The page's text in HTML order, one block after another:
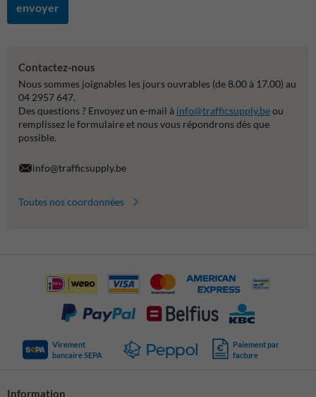
envoyer
Contactez-nous
Nous sommes joignables les jours ouvrables (de 8.00 à 17.00) au
04 2957 647.
Des questions ? Envoyez un e-mail à info@trafficsupply.beou
remplissez le formulaire et nous vous répondrons dès que
possible.
info@trafficsupply.be
Toutes nos coordonnées
Virement
bancaire SEPA
Paiement par
facture
Information